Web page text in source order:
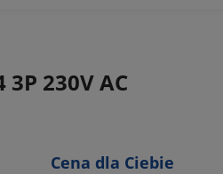
230V AC
Cena dla Ciebie